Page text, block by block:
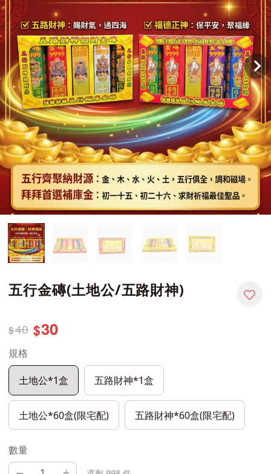
五行金磚(土地公/五路財神)
$40 $30
規格
土地公*1盒 五路財神*1盒
土地公*60盒(限宅配) 五路財神*60盒(限宅配)
數量